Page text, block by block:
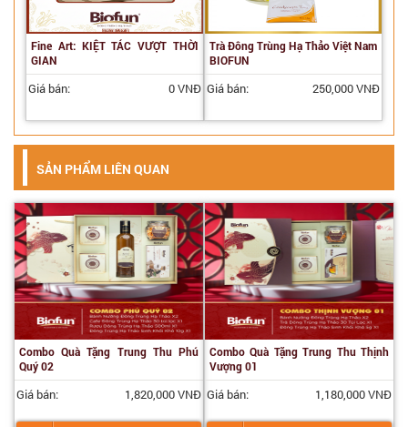
Fine Art: KIỆT TÁC VƯỢT THỜI
GIAN
Giá bán: 0 VNĐ
Trà Đông Trùng Hạ Thảo Việt Nam
BIOFUN
Giá bán: 250,000 VNĐ
SẢN PHẨM LIÊN QUAN
Combo Quà Tặng Trung Thu Phú
Quý 02
Giá bán: 1,820,000 VNĐ
Combo Quà Tặng Trung Thu Thịnh
Vượng 01
Giá bán: 1,180,000 VNĐ